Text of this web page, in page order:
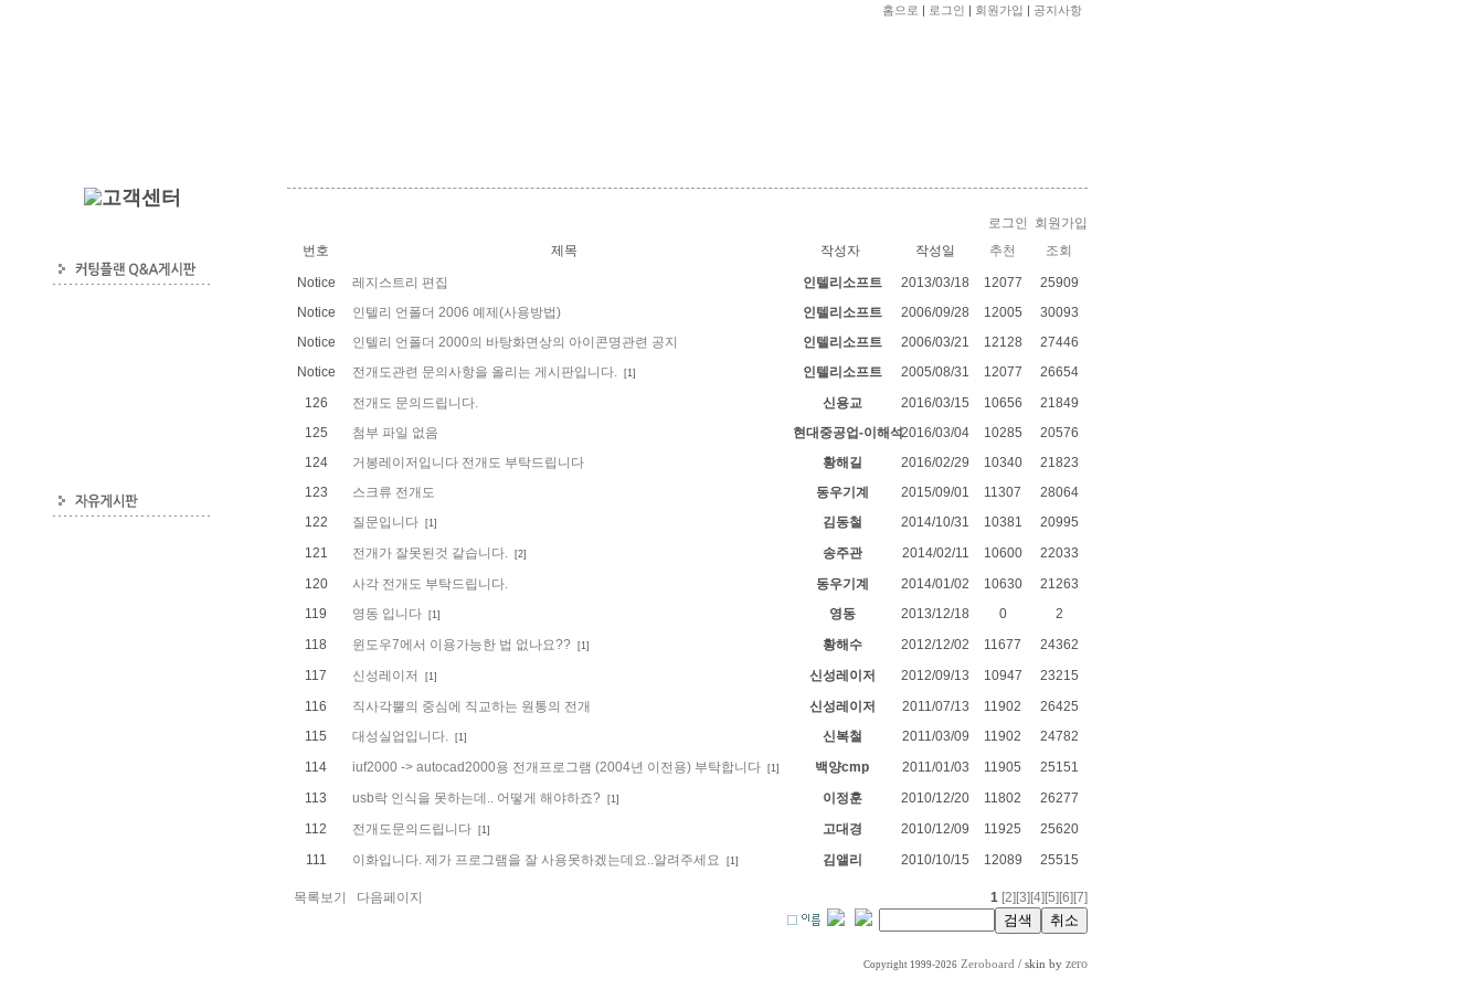
홈으로 | 로그인 | 회원가입 | 공지사항
로그인
회원가입
번호
제목 작성자 작성일 추천 조회
Notice 레지스트리 편집 인텔리소프트 2013/03/18 12077
25909
Notice
인텔리 언폴더 2006 예제(사용방법) 인텔리소프트 2006/09/28 12005
30093
Notice
인텔리 언폴더 2000의 바탕화면상의 아이콘명관련 공지 인텔리소프트 2006/03/21 12128
27446
Notice
전개도관련 문의사항을 올리는 게시판입니다. [1] 인텔리소프트 2005/08/31 12077
26654
126
전개도 문의드립니다. 신용교 2016/03/15 10656
21849
125
첨부 파일 없음 현대중공업-이해석2016/03/04 10285
20576
124
거봉레이저입니다 전개도 부탁드립니다 황해길 2016/02/29 10340
21823
123
스크류 전개도 동우기계 2015/09/01 11307
28064
122
질문입니다 [1] 김동철 2014/10/31 10381
20995
121
전개가 잘못된것 같습니다. [2] 송주관 2014/02/11 10600
22033
120
사각 전개도 부탁드립니다. 동우기계 2014/01/02 10630
21263
119
영동 입니다 [1] 영동 2013/12/18 0
2
118
윈도우7에서 이용가능한 법 없나요?? [1] 황해수 2012/12/02 11677
24362
117
신성레이저 [1] 신성레이저 2012/09/13 10947
23215
116
직사각뿔의 중심에 직교하는 원통의 전개 신성레이저 2011/07/13 11902
26425
115
대성실업입니다. [1] 신복철 2011/03/09 11902
24782
114
iuf2000 -> autocad2000용 전개프로그램 (2004년 이전용) 부탁합니다 [1] 백양cmp 2011/01/03 11905
25151
113
usb락 인식을 못하는데.. 어떻게 해야하죠? [1] 이정훈 2010/12/20 11802
26277
112
전개도문의드립니다 [1] 고대경 2010/12/09 11925
25620
111
이화입니다. 제가 프로그램을 잘 사용못하겠는데요..알려주세요 [1] 김앨리 2010/10/15 12089 25515
목록보기 다음페이지 1 [2] [3] [4] [5] [6] [7]
Copyright 1999-2026 Zeroboard / skin by zero